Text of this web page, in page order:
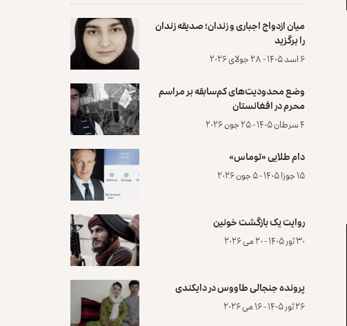
میان ازدواج اجباری و زندان؛ صدیقه زندان
را برگزید
۶ اسد ۱۴۰۵ - ۲۸ جولای ۲۰۲۶
وضع محدودیت‌های کم‌سابقه بر مراسم
محرم در افغانستان
۴ سرطان ۱۴۰۵ - ۲۵ جون ۲۰۲۶
دام طلایی «توماس»
۱۵ جوزا ۱۴۰۵ - ۵ جون ۲۰۲۶
روایت یک بازگشت خونین
۳۰ ثور ۱۴۰۵ - ۲۰ می ۲۰۲۶
پرونده‌ جنجالی طاووس در دایکندی
۲۶ ثور ۱۴۰۵ - ۱۶ می ۲۰۲۶